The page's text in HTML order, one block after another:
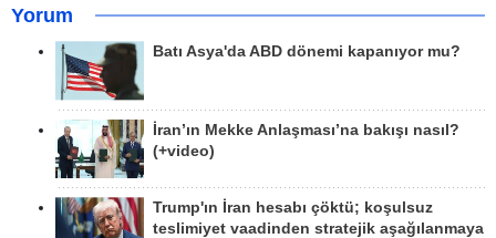
Yorum
Batı Asya'da ABD dönemi kapanıyor mu?
İran’ın Mekke Anlaşması’na bakışı nasıl?
(+video)
Trump'ın İran hesabı çöktü; koşulsuz
teslimiyet vaadinden stratejik aşağılanmaya